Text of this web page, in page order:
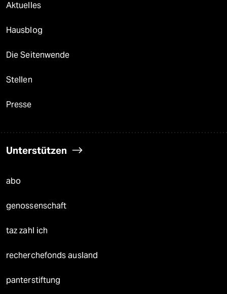
Aktuelles
Hausblog
Die Seitenwende
Stellen
Presse
Unterstützen
abo
genossenschaft
taz zahl ich
recherchefonds ausland
panterstiftung